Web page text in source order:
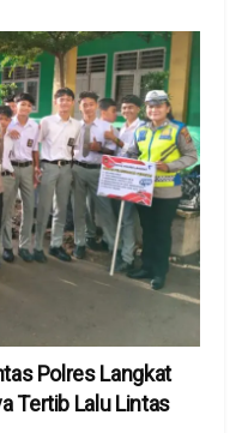
Polres Langkat
Tertib Lalu Lintas